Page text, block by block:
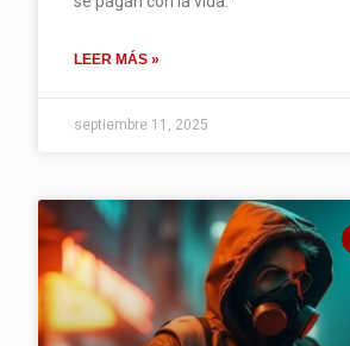
LEER MÁS »
septiembre 11, 2025